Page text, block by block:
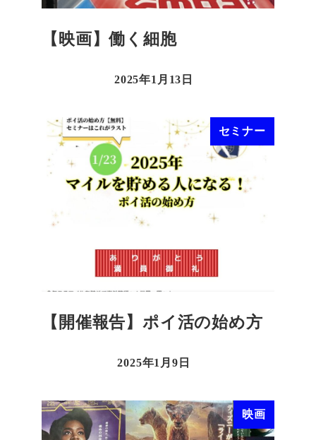
【映画】働く細胞
2025年1月13日
セミナー
【開催報告】ポイ活の始め方
2025年1月9日
映画